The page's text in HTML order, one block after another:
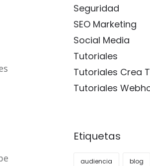
Seguridad
SEO Marketing
Social Media
Tutoriales
Tutoriales Crea
Tutoriales
Etiquetas
audiencia blog